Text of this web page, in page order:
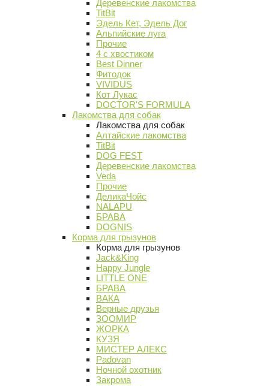
Деревенские лакомства
TitBit
Эдель Кет, Эдель Дог
Альпийские луга
Прочие
4 с хвостиком
Best Dinner
Фитодок
VIVIDUS
Кот Лукас
DOCTOR'S FORMULA
Лакомства для собак
Лакомства для собак
Алтайские лакомства
TitBit
DOG FEST
Деревенские лакомства
Veda
Прочие
ДеликаЧойс
NALAPU
БРАВА
DOGNIS
Корма для грызунов
Корма для грызунов
Jack&King
Happy Jungle
LITTLE ONE
БРАВА
ВАКА
Верные друзья
ЗООМИР
ЖОРКА
КУЗЯ
МИСТЕР АЛЕКС
Padovan
Ночной охотник
Закрома